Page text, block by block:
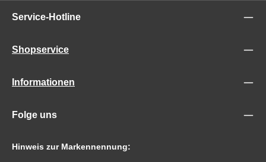
Service-Hotline
Shopservice
Informationen
Folge uns
Hinweis zur Markennennung: